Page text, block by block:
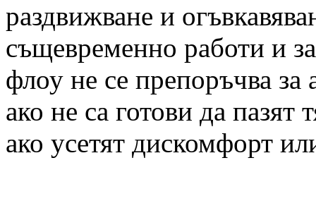
раздвижване и
същевременно работи и
флоу не се препоръчва
ако не са готови да пазят
ако усетят дискомфорт